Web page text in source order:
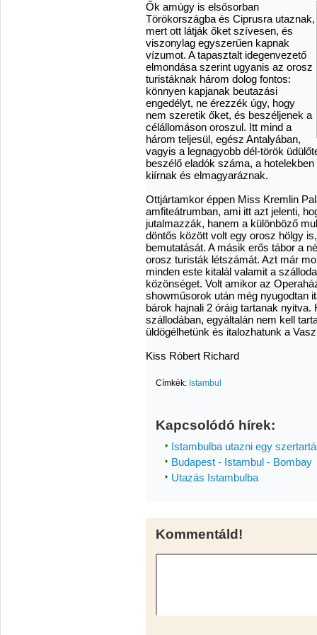
Ők amúgy is elsősorban
Törökországba és Ciprusra utaznak,
mert ott látják őket szívesen, és
viszonylag egyszerűen kapnak
vízumot. A tapasztalt idegenvezető
elmondása szerint ugyanis az orosz
turistáknak három dolog fontos:
könnyen kapjanak beutazási
engedélyt, ne érezzék úgy, hogy
nem szeretik őket, és beszéljenek a
célállomáson oroszul. Itt mind a
három teljesül, egész Antalyában,
vagyis a legnagyobb dél-török
beszélő eladók száma, a
kiírnak és elmagyaráznak.
Ottjártamkor éppen Miss Kremlin
amfiteátrumban, ami itt azt jelenti,
jutalmazzák, hanem a különböző
döntős között volt egy orosz hölgy
bemutatását. A másik erős tábor a
orosz turisták létszámát. Azt már
minden este kitalál valamit a
közönséget. Volt amikor az
showműsorok után még nyugodtan
bárok hajnali 2 óráig tartanak
szállodában, egyáltalán nem kell
üldögélhetünk és italozhatunk a
Kiss Róbert Richard
Címkék: Istambul
Kapcsolódó hírek:
Istambulba utazni egy
Budapest - Istambul - Bombay
Utazás Istambulba
Kommentáld!